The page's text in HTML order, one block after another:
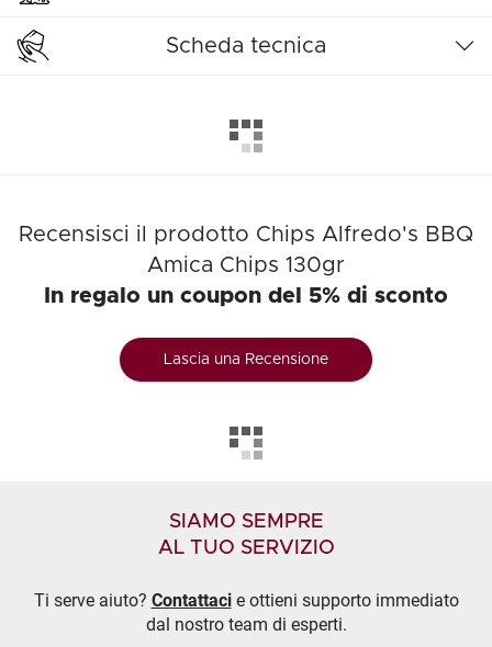
Scheda tecnica
Recensisci il prodotto Chips Alfredo's BBQ
Amica Chips 130gr
In regalo un coupon del 5% di sconto
Lascia una Recensione
SIAMO SEMPRE
AL TUO SERVIZIO
Ti serve aiuto? Contattacie ottieni supporto immediato
dal nostro team di esperti.